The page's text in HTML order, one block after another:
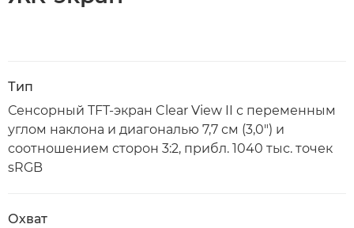
Тип
Сенсорный TFT-экран Clear View II с переменным
углом наклона и диагональю 7,7 см (3,0") и
соотношением сторон 3:2, прибл. 1040 тыс. точек
sRGB
Охват